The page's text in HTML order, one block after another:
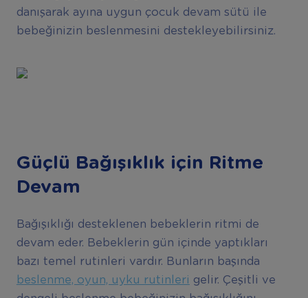
danışarak ayına uygun çocuk devam sütü ile
bebeğinizin beslenmesini destekleyebilirsiniz.
Güçlü Bağışıklık için Ritme
Devam
Bağışıklığı desteklenen bebeklerin ritmi de
devam eder. Bebeklerin gün içinde yaptıkları
bazı temel rutinleri vardır. Bunların başında
beslenme, oyun, uyku rutinleri gelir. Çeşitli ve